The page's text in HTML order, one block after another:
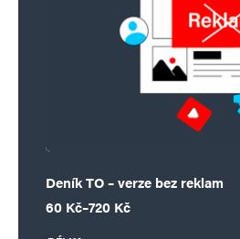
Deník TO – verze bez reklam
60 Kč–720 Kč
Rozpětí cen: 60 Kč až 720 Kč